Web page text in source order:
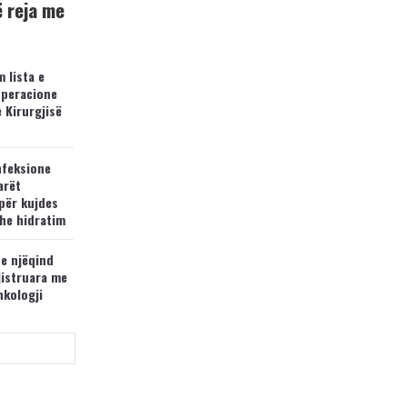
me
lista e
Kirurgjisë
kujdes
hidratim
njëqind
me